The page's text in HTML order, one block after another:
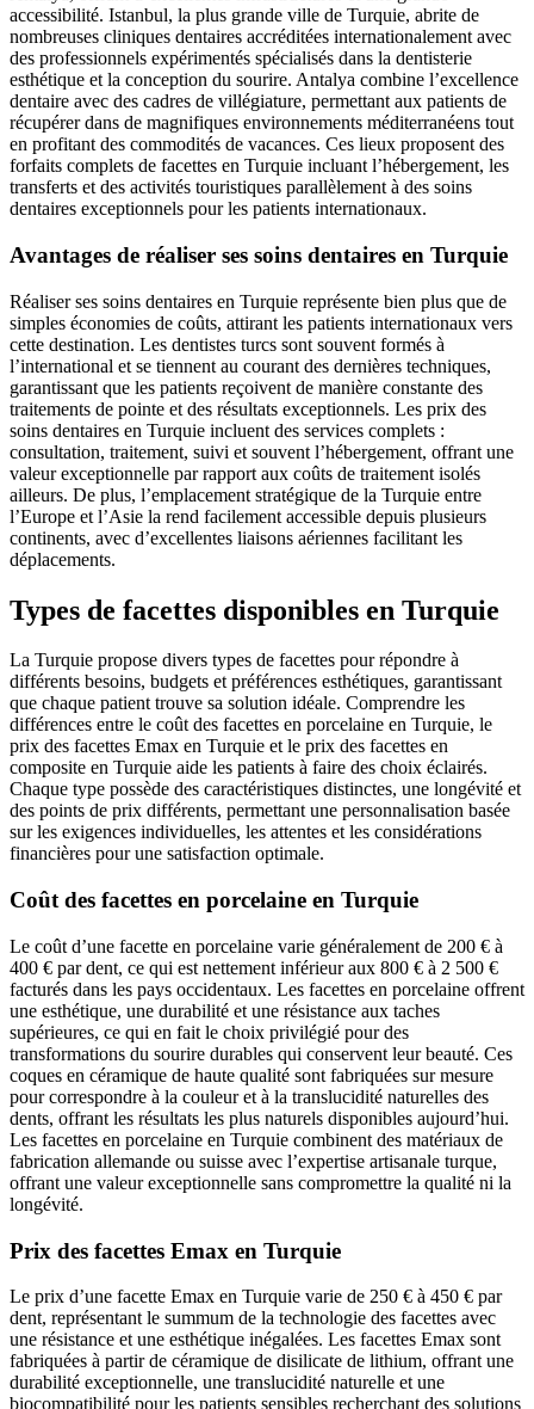
accessibilité. Istanbul, la plus grande ville de Turquie, abrite de
nombreuses cliniques dentaires accréditées internationalement avec
des professionnels expérimentés spécialisés dans la dentisterie
esthétique et la conception du sourire. Antalya combine l’excellence
dentaire avec des cadres de villégiature, permettant aux patients de
récupérer dans de magnifiques environnements méditerranéens tout
en profitant des commodités de vacances. Ces lieux proposent des
forfaits complets de facettes en Turquie incluant l’hébergement, les
transferts et des activités touristiques parallèlement à des soins
dentaires exceptionnels pour les patients internationaux.
Avantages de réaliser ses soins dentaires en Turquie
Réaliser ses soins dentaires en Turquie représente bien plus que de
simples économies de coûts, attirant les patients internationaux vers
cette destination. Les dentistes turcs sont souvent formés à
l’international et se tiennent au courant des dernières techniques,
garantissant que les patients reçoivent de manière constante des
traitements de pointe et des résultats exceptionnels. Les prix des
soins dentaires en Turquie incluent des services complets :
consultation, traitement, suivi et souvent l’hébergement, offrant une
valeur exceptionnelle par rapport aux coûts de traitement isolés
ailleurs. De plus, l’emplacement stratégique de la Turquie entre
l’Europe et l’Asie la rend facilement accessible depuis plusieurs
continents, avec d’excellentes liaisons aériennes facilitant les
déplacements.
Types de facettes disponibles en Turquie
La Turquie propose divers types de facettes pour répondre à
différents besoins, budgets et préférences esthétiques, garantissant
que chaque patient trouve sa solution idéale. Comprendre les
différences entre le coût des facettes en porcelaine en Turquie, le
prix des facettes Emax en Turquie et le prix des facettes en
composite en Turquie aide les patients à faire des choix éclairés.
Chaque type possède des caractéristiques distinctes, une longévité et
des points de prix différents, permettant une personnalisation basée
sur les exigences individuelles, les attentes et les considérations
financières pour une satisfaction optimale.
Coût des facettes en porcelaine en Turquie
Le coût d’une facette en porcelaine varie généralement de 200 € à
400 € par dent, ce qui est nettement inférieur aux 800 € à 2 500 €
facturés dans les pays occidentaux. Les facettes en porcelaine offrent
une esthétique, une durabilité et une résistance aux taches
supérieures, ce qui en fait le choix privilégié pour des
transformations du sourire durables qui conservent leur beauté. Ces
coques en céramique de haute qualité sont fabriquées sur mesure
pour correspondre à la couleur et à la translucidité naturelles des
dents, offrant les résultats les plus naturels disponibles aujourd’hui.
Les facettes en porcelaine en Turquie combinent des matériaux de
fabrication allemande ou suisse avec l’expertise artisanale turque,
offrant une valeur exceptionnelle sans compromettre la qualité ni la
longévité.
Prix des facettes Emax en Turquie
Le prix d’une facette Emax en Turquie varie de 250 € à 450 € par
dent, représentant le summum de la technologie des facettes avec
une résistance et une esthétique inégalées. Les facettes Emax sont
fabriquées à partir de céramique de disilicate de lithium, offrant une
durabilité exceptionnelle, une translucidité naturelle et une
biocompatibilité pour les patients sensibles recherchant des solutions